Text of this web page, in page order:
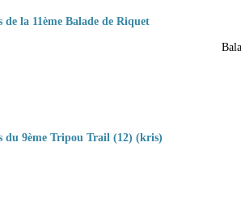
de la 11ème Balade de Riquet
du 9ème Tripou Trail (12) (kris)